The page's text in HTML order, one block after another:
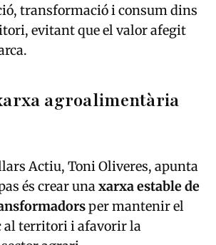
transformació i consum dins
evitant que el valor afegit
agroalimentària
Actiu, Toni Oliveres, apunta
és crear unaxarxa estable de
per mantenir el
al territori i afavorir la